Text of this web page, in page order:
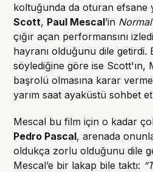
koltuğunda da oturan efsane
Scott, Paul Mescal’in
çığır açan performansını
hayranı olduğunu dile getirdi.
söylediğine göre ise Scott'ın,
başrolü olmasına karar
yarım saat ayaküstü sohbet
Mescal bu film için o kadar
Pedro Pascal, arenada
oldukça zorlu olduğunu dile
Mescal’e bir lakap bile taktı: